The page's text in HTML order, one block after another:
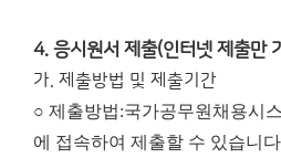
4. 응시원서 제출(인터넷 제출만
가. 제출방법 및 제출기간
○ 제출방법:국가공무원채용시
에 접속하여 제출할 수 있습니